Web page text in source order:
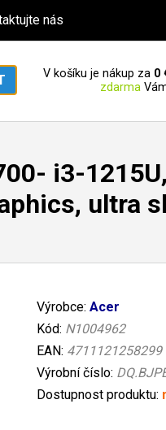
nás
V košíku je nákup za 0
zdarma
i3-
ultra
Výrobce: Acer
Kód: N1004962
EAN: 4711121258299
Výrobní číslo:
Dostupnost produktu: